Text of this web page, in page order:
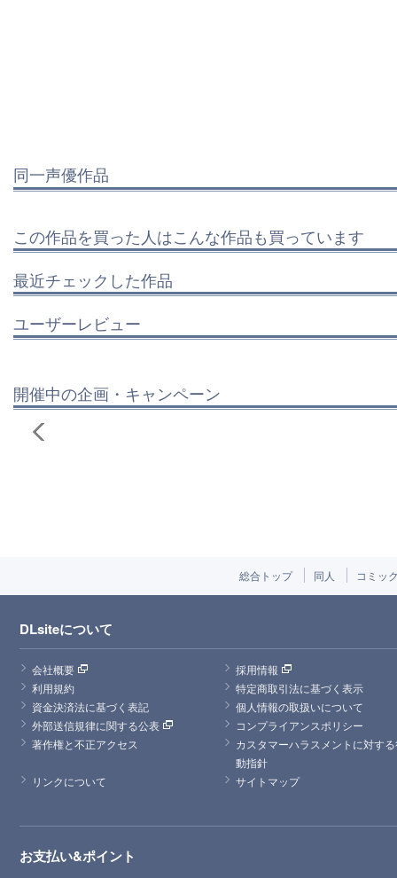
同一声優作品
この作品を買った人はこんな作品も買っています
最近チェックした作品
ユーザーレビュー
開催中の企画・キャンペーン
総合トップ 同人 コミッ
DLsiteについて
会社概要
採用情報
利用規約
特定商取引法に基づく表示
資金決済法に基づく表記
個人情報の取扱いについて
外部送信規律に関する公表
コンプライアンスポリシー
著作権と不正アクセス
カスタマーハラスメントに対す
動指針
リンクについて
サイトマップ
お支払い&ポイント